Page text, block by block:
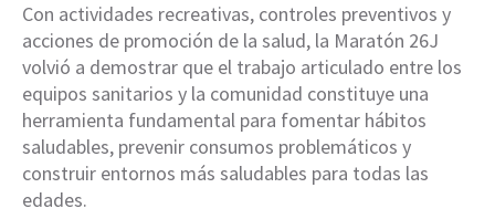
Con actividades recreativas, controles preventivos y
acciones de promoción de la salud, la Maratón 26J
volvió a demostrar que el trabajo articulado entre los
equipos sanitarios y la comunidad constituye una
herramienta fundamental para fomentar hábitos
saludables, prevenir consumos problemáticos y
construir entornos más saludables para todas las
edades.